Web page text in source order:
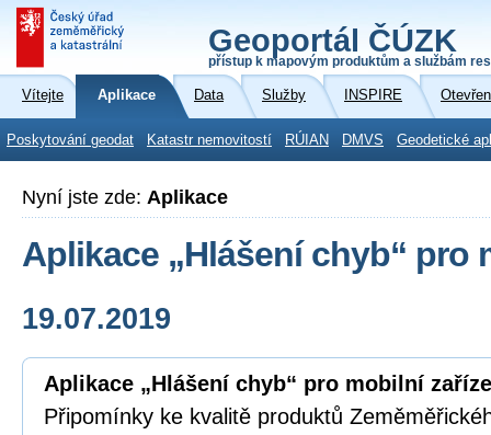
Geoportál ČÚZK
přístup k mapovým produktům a službám
Vítejte Aplikace Data Služby INSPIRE
Poskytování geodat Katastr nemovitostí RÚIAN DMVS Geodetické
Nyní jste zde: Aplikace
Aplikace „Hlášení chyb“ pro
19.07.2019
Aplikace „Hlášení chyb“ pro mobilní
Připomínky ke kvalitě produktů